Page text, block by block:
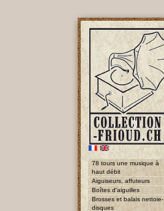
78 tours une musique à
haut débit
Aiguiseurs, affuteurs
Boîtes d'aiguilles
Brosses et balais nettoie-
disques